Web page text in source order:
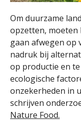
Om duurzame
opzetten, moeten
gaan afwegen op
nadruk bij
op productie en
ecologische
onzekerheden in
schrijven
Nature Food.